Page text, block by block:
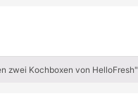
zwei Kochboxen von HelloFresh"